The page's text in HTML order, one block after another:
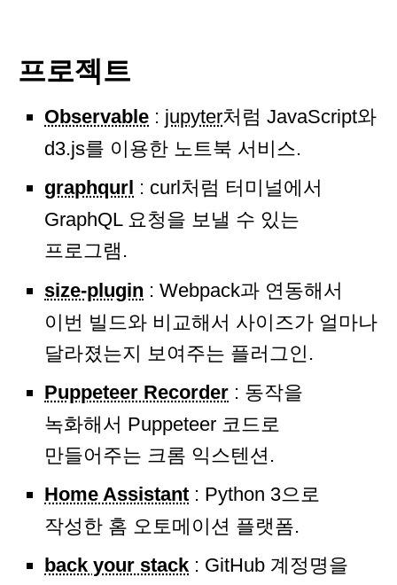
프로젝트
Observable : jupyter처럼 JavaScript와
d3.js를 이용한 노트북 서비스.
graphqurl : curl처럼 터미널에서
GraphQL 요청을 보낼 수 있는
프로그램.
size-plugin : Webpack과 연동해서
이번 빌드와 비교해서 사이즈가 얼마나
달라졌는지 보여주는 플러그인.
Puppeteer Recorder : 동작을
녹화해서 Puppeteer 코드로
만들어주는 크롬 익스텐션.
Home Assistant : Python 3으로
작성한 홈 오토메이션 플랫폼.
back your stack : GitHub 계정명을